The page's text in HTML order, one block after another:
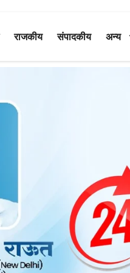
राजकीय संपादकीय अन्य